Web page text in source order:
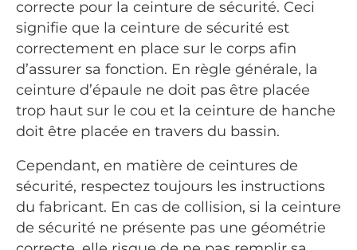
correcte pour la ceinture de sécurité. Ceci
signifie que la ceinture de sécurité est
correctement en place sur le corps afin
d’assurer sa fonction. En règle générale, la
ceinture d’épaule ne doit pas être placée
trop haut sur le cou et la ceinture de hanche
doit être placée en travers du bassin.
Cependant, en matière de ceintures de
sécurité, respectez toujours les instructions
du fabricant. En cas de collision, si la ceinture
de sécurité ne présente pas une géométrie